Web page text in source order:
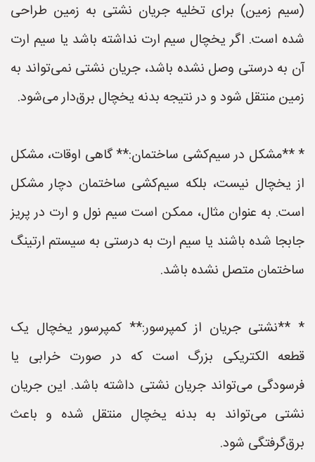
(سیم زمین) برای تخلیه جریان نشتی به زمین طراحی
شده است. اگر یخچال سیم ارت نداشته باشد یا سیم ارت
آن به درستی وصل نشده باشد، جریان نشتی نمی‌تواند به
زمین منتقل شود و در نتیجه بدنه یخچال برق‌دار می‌شود.
* **مشکل در سیم‌کشی ساختمان:** گاهی اوقات، مشکل
از یخچال نیست، بلکه سیم‌کشی ساختمان دچار مشکل
است. به عنوان مثال، ممکن است سیم نول و ارت در پریز
جابجا شده باشند یا سیم ارت به درستی به سیستم ارتینگ
ساختمان متصل نشده باشد.
* **نشتی جریان از کمپرسور:** کمپرسور یخچال یک
قطعه الکتریکی بزرگ است که در صورت خرابی یا
فرسودگی می‌تواند جریان نشتی داشته باشد. این جریان
نشتی می‌تواند به بدنه یخچال منتقل شده و باعث
برق‌گرفتگی شود.